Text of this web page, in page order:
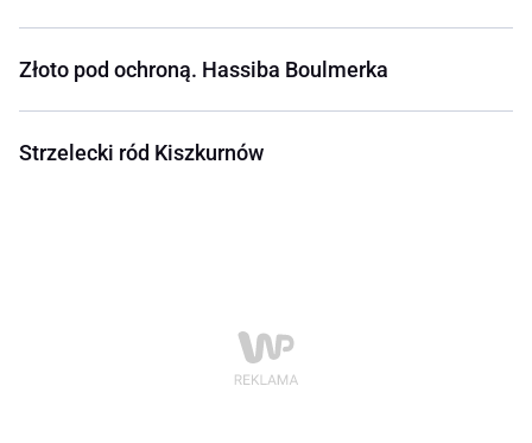
Złoto pod ochroną. Hassiba Boulmerka
Strzelecki ród Kiszkurnów